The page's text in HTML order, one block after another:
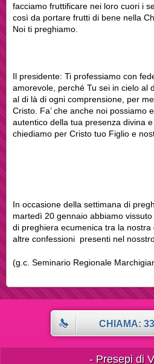
facciamo fruttificare nei loro cuori i
così da portare frutti di bene nella
Noi ti preghiamo.
Il presidente: Ti professiamo con
amorevole, perché Tu sei in cielo al
al di là di ogni comprensione, per
Cristo. Fa’ che anche noi possiamo
autentico della tua presenza divina
chiediamo per Cristo tuo Figlio e
In occasione della settimana di
martedì 20 gennaio abbiamo
di preghiera ecumenica tra la
altre confessioni presenti nel
(g.c. Seminario Regionale
CHIAMA:
- Presepi di